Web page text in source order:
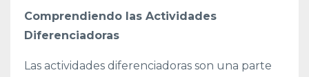
Comprendiendo las Actividades
Diferenciadoras
Las actividades diferenciadoras son una parte